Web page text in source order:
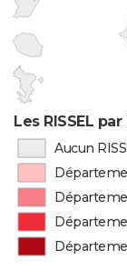
Les RISSEL
Aucun